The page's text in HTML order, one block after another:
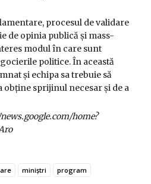
procesul de validare
de opinia publică și mass-
modul în care sunt
politice. În această
și echipa sa trebuie să
obține sprijinul necesar și de a
home?
miniștri program